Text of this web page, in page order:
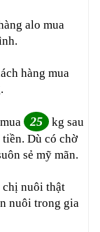
alo mua
hàng mua
25
kg sau
Dù có chờ
sẻ mỹ mãn.
chị nuôi thật
nuôi trong gia